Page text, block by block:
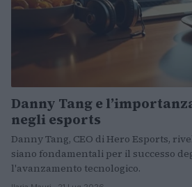
Danny Tang e
negli esports
Danny Tang, CEO di Hero Esports,
siano fondamentali per il successo
l'avanzamento tecnologico.